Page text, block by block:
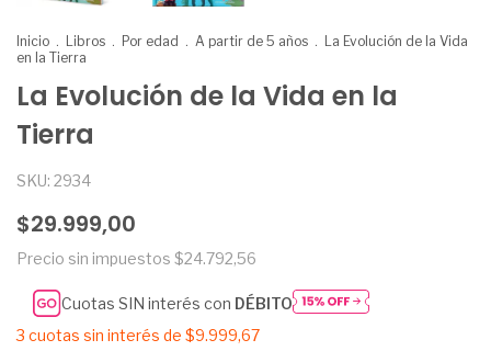
Inicio . Libros . Por edad . A partir de 5 años . La Evolución de la Vida
en la Tierra
La Evolución de la Vida en la
Tierra
SKU: 2934
$29.999,00
Precio sin impuestos $24.792,56
Cuotas SIN interés con DÉBITO
3 cuotas sin interés de $9.999,67